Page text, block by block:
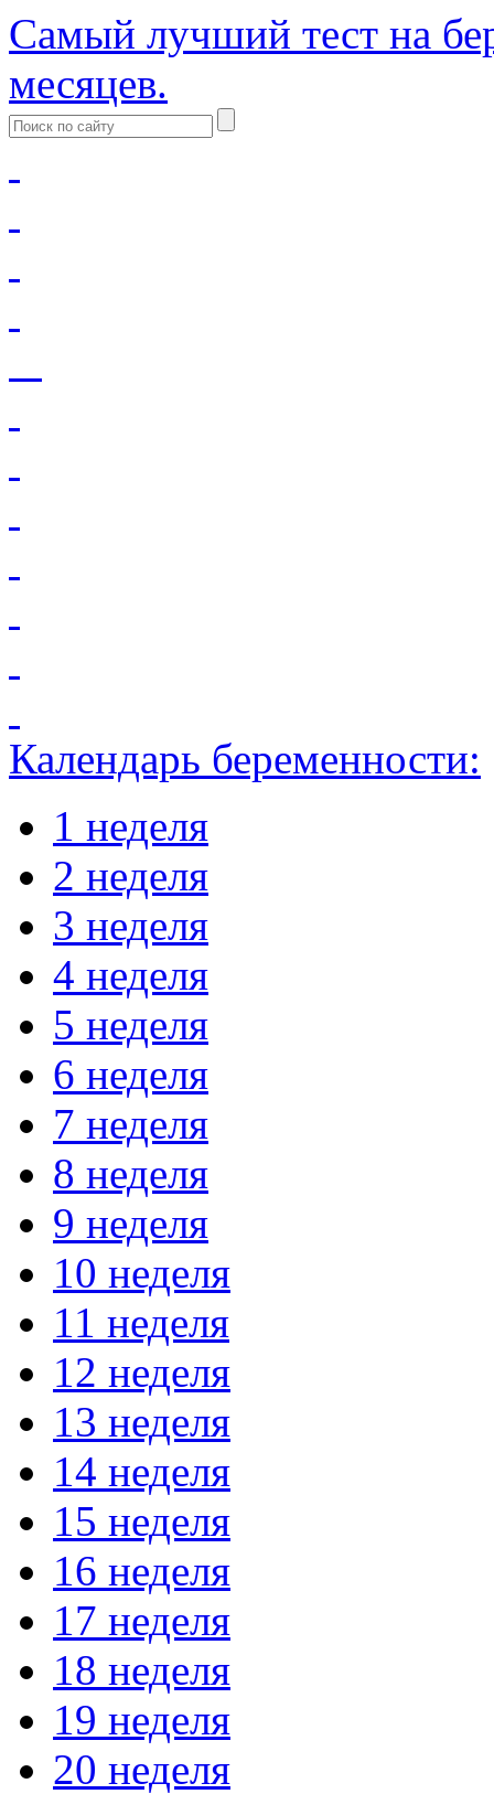
Самый лучший тест на
месяцев.
Календарь беременности:
1 неделя
2 неделя
3 неделя
4 неделя
5 неделя
6 неделя
7 неделя
8 неделя
9 неделя
10 неделя
11 неделя
12 неделя
13 неделя
14 неделя
15 неделя
16 неделя
17 неделя
18 неделя
19 неделя
20 неделя